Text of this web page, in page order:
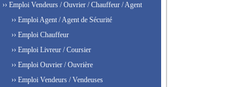
›› Emploi Vendeurs / Ouvrier / Chauffeur / Agent
›› Emploi Agent / Agent de Sécurité
›› Emploi Chauffeur
›› Emploi Livreur / Coursier
›› Emploi Ouvrier / Ouvrière
›› Emploi Vendeurs / Vendeuses